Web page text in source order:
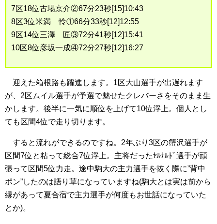
7区18位古場京介②67分23秒[15]10:43
8区3位米満 怜①66分33秒[12]12:55
9区14位三澤 匠③72分41秒[12]15:41
10区8位彦坂一成④72分27秒[12]16:27
迎えた箱根路も躍進します。1区大山選手が出遅れます
が、2区ムイル選手が予選で魅せたクレバーさをそのまま生
かします。後半に一気に順位を上げて10位浮上。個人とし
ても区間4位で走り切ります。
すると流れができるのですね。2年ぶり3区の蟹沢選手が
区間7位と粘って総合7位浮上。主将だったｾﾙﾅﾙﾄﾞ選手が頑
張って区間5位力走。途中駒大の主力選手を抜く際に”背中
ポン”したのは語り草になっていますね(駒大とは実は前から
縁があって夏合宿で主力選手が何度もお世話になっていた
とか)。